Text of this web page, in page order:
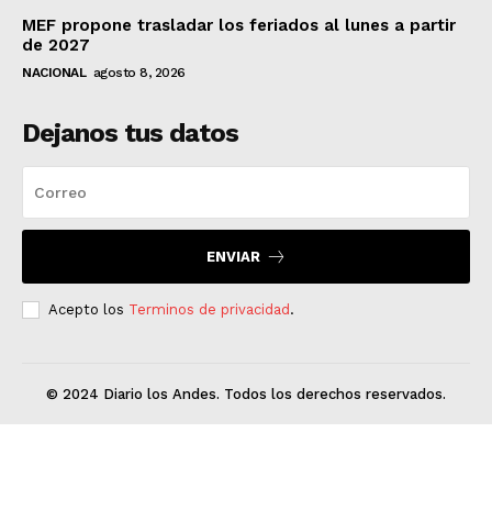
MEF propone trasladar los feriados al lunes a partir
de 2027
NACIONAL agosto 8, 2026
Dejanos tus datos
ENVIAR
Acepto los Terminos de privacidad.
© 2024 Diario los Andes. Todos los derechos reservados.